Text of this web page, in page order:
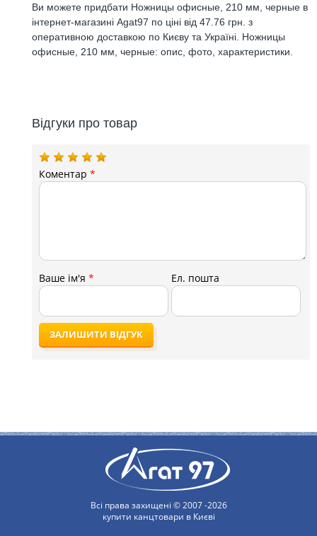
Ви можете придбати Ножницы офисные, 210 мм, черные в
інтернет-магазині Agat97 по ціні від 47.76 грн. з
оперативною доставкою по Києву та Україні. Ножницы
офисные, 210 мм, черные: опис, фото, характеристики.
Відгуки про товар
Коментар*
Ваше ім'я* Ел. пошта
ЗАЛИШИТИ ВІДГУК
Всі права захищені © 2007 -2026
купити канцтовари в Києві